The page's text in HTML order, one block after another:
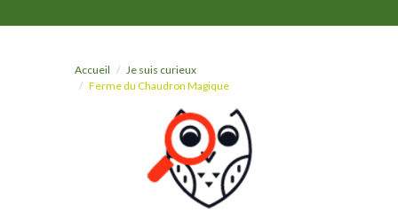
Accueil
Je suis curieux
Ferme du Chaudron Magique